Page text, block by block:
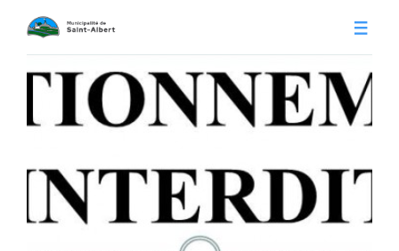
Vivre à Saint-Albert
Infos pratiques
Séances du conseil
Appels d'offre
Conseil municipal
Calendrier municipal